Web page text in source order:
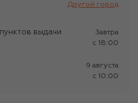
Другой город
выдачи
Завтра
c 18:00
9 августа
c 10:00